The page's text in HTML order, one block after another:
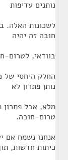
נותנים עדיפות
לשכונות האלה.
חובה זה יהיה
בוודאי,
החלק היחסי של
נותן פתרון לא
מלא, אבל פתרון
טרום-חובה.
אנחנו נשמח אם
כיתות חדשות,